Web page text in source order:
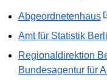
Abgeordnetenhaus
Amt für Statistik
Regionaldirektion
Bundesagentur für